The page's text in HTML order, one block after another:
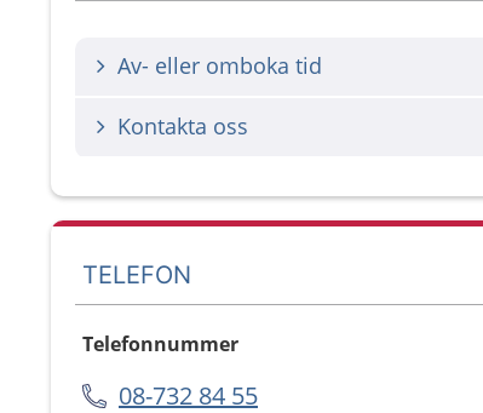
Av- eller omboka tid
Kontakta oss
TELEFON
Telefonnummer
08-732 84 55